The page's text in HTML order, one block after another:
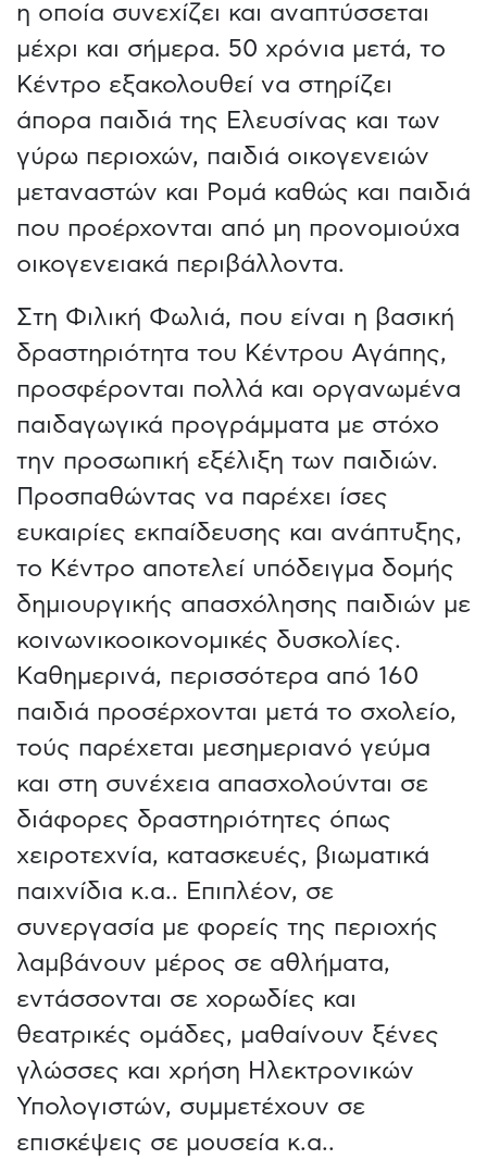
η οποία συνεχίζει και αναπτύσσεται
μέχρι και σήμερα. 50 χρόνια μετά, το
Κέντρο εξακολουθεί να στηρίζει
άπορα παιδιά της Ελευσίνας και των
γύρω περιοχών, παιδιά οικογενειών
μεταναστών και Ρομά καθώς και παιδιά
που προέρχονται από μη προνομιούχα
οικογενειακά περιβάλλοντα.
Στη Φιλική Φωλιά, που είναι η βασική
δραστηριότητα του Κέντρου Αγάπης,
προσφέρονται πολλά και οργανωμένα
παιδαγωγικά προγράμματα με στόχο
την προσωπική εξέλιξη των παιδιών.
Προσπαθώντας να παρέχει ίσες
ευκαιρίες εκπαίδευσης και ανάπτυξης,
το Κέντρο αποτελεί υπόδειγμα δομής
δημιουργικής απασχόλησης παιδιών με
κοινωνικοοικονομικές δυσκολίες.
Καθημερινά, περισσότερα από 160
παιδιά προσέρχονται μετά το σχολείο,
τούς παρέχεται μεσημεριανό γεύμα
και στη συνέχεια απασχολούνται σε
διάφορες δραστηριότητες όπως
χειροτεχνία, κατασκευές, βιωματικά
παιχνίδια κ.α.. Επιπλέον, σε
συνεργασία με φορείς της περιοχής
λαμβάνουν μέρος σε αθλήματα,
εντάσσονται σε χορωδίες και
θεατρικές ομάδες, μαθαίνουν ξένες
γλώσσες και χρήση Ηλεκτρονικών
Υπολογιστών, συμμετέχουν σε
επισκέψεις σε μουσεία κ.α..